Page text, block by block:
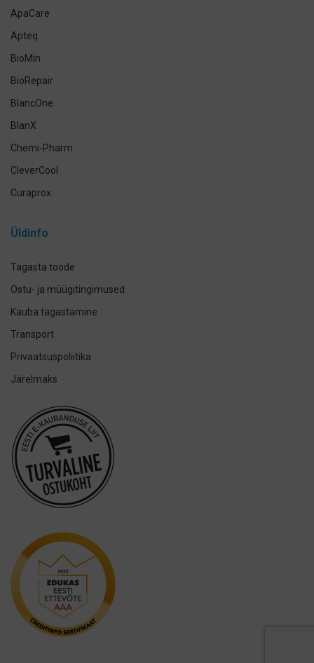
ApaCare
Apteq
BioMin
BioRepair
BlancOne
BlanX
Chemi-Pharm
CleverCool
Curaprox
Elmex
Miradent
Mizuha
OraCoat
Oral-B
Oxyfresh
Philips
Promis
Puro
Üldinfo
Tagasta toode
Ostu- ja müügitingimused
Kauba tagastamine
Transport
Privaatsuspoliitika
Järelmaks